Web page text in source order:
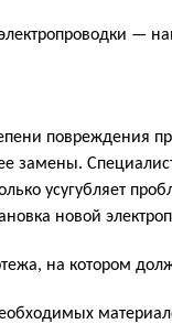
—
повреждения
замены.
усугубляет
новой
на котором